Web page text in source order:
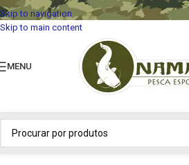
Skip to navigation
Skip to main content
MENU